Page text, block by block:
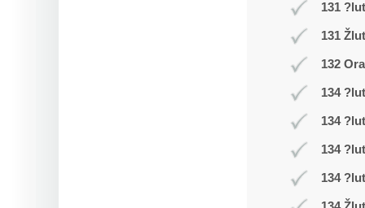
131 ?lut
131
132
134 ?lut
134 ?lut
134 ?lut
134 ?lut